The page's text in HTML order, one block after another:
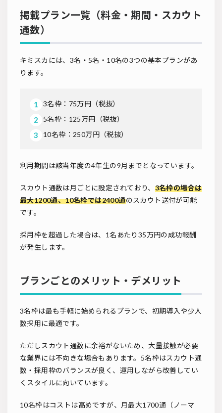
掲載プラン一覧（料金・期間・スカウト
通数）
キミスカには、3名・5名・10名の3つの基本プランがあ
ります。
3名枠：75万円（税抜）
5名枠：125万円（税抜）
10名枠：250万円（税抜）
利用期間は該当年度の4年生の9月までとなっています。
スカウト通数は月ごとに設定されており、 3名枠の場合は
最大1200通、10名枠では2400通のスカウト送付が可能
です。
採用枠を超過した場合は、1名あたり35万円の成功報酬
が発生します。
プランごとのメリット・デメリット
3名枠は最も手軽に始められるプランで、初期導入や少人
数採用に最適です。
ただしスカウト通数に余裕がないため、大量接触が必要
な業界には不向きな場合もあります。5名枠はスカウト通
数・採用枠のバランスが良く、運用しながら改善してい
くスタイルに向いています。
10名枠はコストは高めですが、月最大1700通（ノーマ